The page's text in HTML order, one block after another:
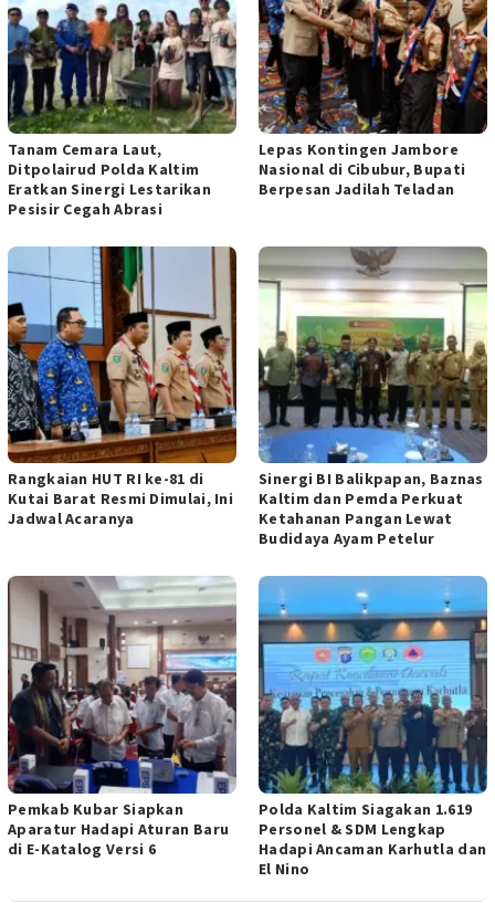
Tanam Cemara Laut,
Ditpolairud Polda Kaltim
Eratkan Sinergi Lestarikan
Pesisir Cegah Abrasi
Lepas Kontingen Jambore
Nasional di Cibubur, Bupati
Berpesan Jadilah Teladan
Rangkaian HUT RI ke-81 di
Kutai Barat Resmi Dimulai, Ini
Jadwal Acaranya
Sinergi BI Balikpapan, Baznas
Kaltim dan Pemda Perkuat
Ketahanan Pangan Lewat
Budidaya Ayam Petelur
Pemkab Kubar Siapkan
Aparatur Hadapi Aturan Baru
di E-Katalog Versi 6
Polda Kaltim Siagakan 1.619
Personel & SDM Lengkap
Hadapi Ancaman Karhutla dan
El Nino